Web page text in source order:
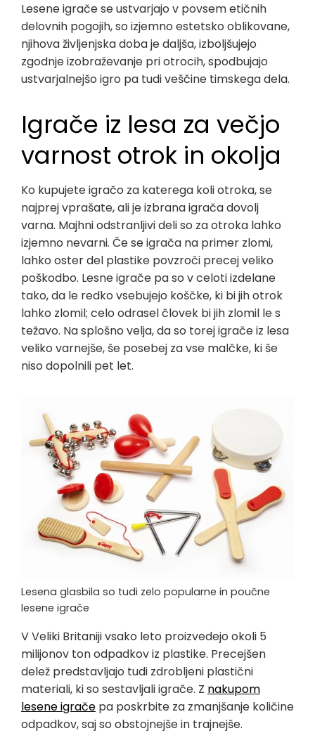
Lesene igrače se ustvarjajo v povsem etičnih
delovnih pogojih, so izjemno estetsko oblikovane,
njihova življenjska doba je daljša, izboljšujejo
zgodnje izobraževanje pri otrocih, spodbujajo
ustvarjalnejšo igro pa tudi veščine timskega dela.
Igrače iz lesa za večjo
varnost otrok in okolja
Ko kupujete igračo za katerega koli otroka, se
najprej vprašate, ali je izbrana igrača dovolj
varna. Majhni odstranljivi deli so za otroka lahko
izjemno nevarni. Če se igrača na primer zlomi,
lahko oster del plastike povzroči precej veliko
poškodbo. Lesne igrače pa so v celoti izdelane
tako, da le redko vsebujejo koščke, ki bi jih otrok
lahko zlomil; celo odrasel človek bi jih zlomil le s
težavo. Na splošno velja, da so torej igrače iz lesa
veliko varnejše, še posebej za vse malčke, ki še
niso dopolnili pet let.
Lesena glasbila so tudi zelo popularne in poučne
lesene igrače
V Veliki Britaniji vsako leto proizvedejo okoli 5
milijonov ton odpadkov iz plastike. Precejšen
delež predstavljajo tudi zdrobljeni plastični
materiali, ki so sestavljali igrače. Z nakupom
lesene igrače pa poskrbite za zmanjšanje količine
odpadkov, saj so obstojnejše in trajnejše.